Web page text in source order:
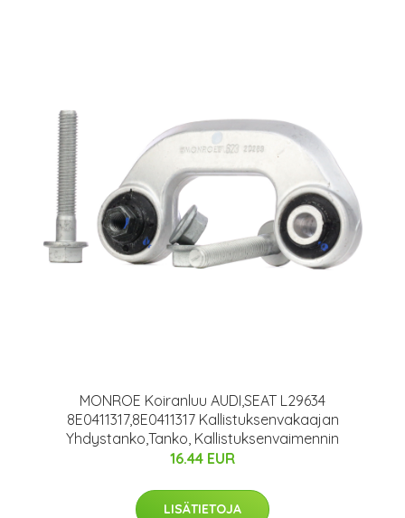
MONROE Koiranluu AUDI,SEAT L29634
8E0411317,8E0411317 Kallistuksenvakaajan
Yhdystanko,Tanko, Kallistuksenvaimennin
16.44 EUR
LISÄTIETOJA